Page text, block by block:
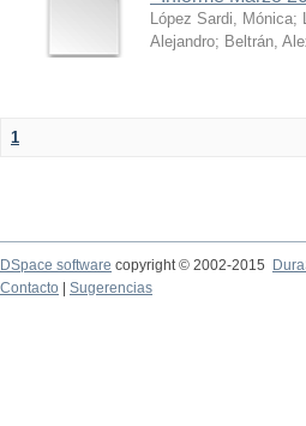
López Sardi, Mónica;
Alejandro; Beltrán,
1
DSpace software copyright © 2002-2015
Contacto
Sugerencias